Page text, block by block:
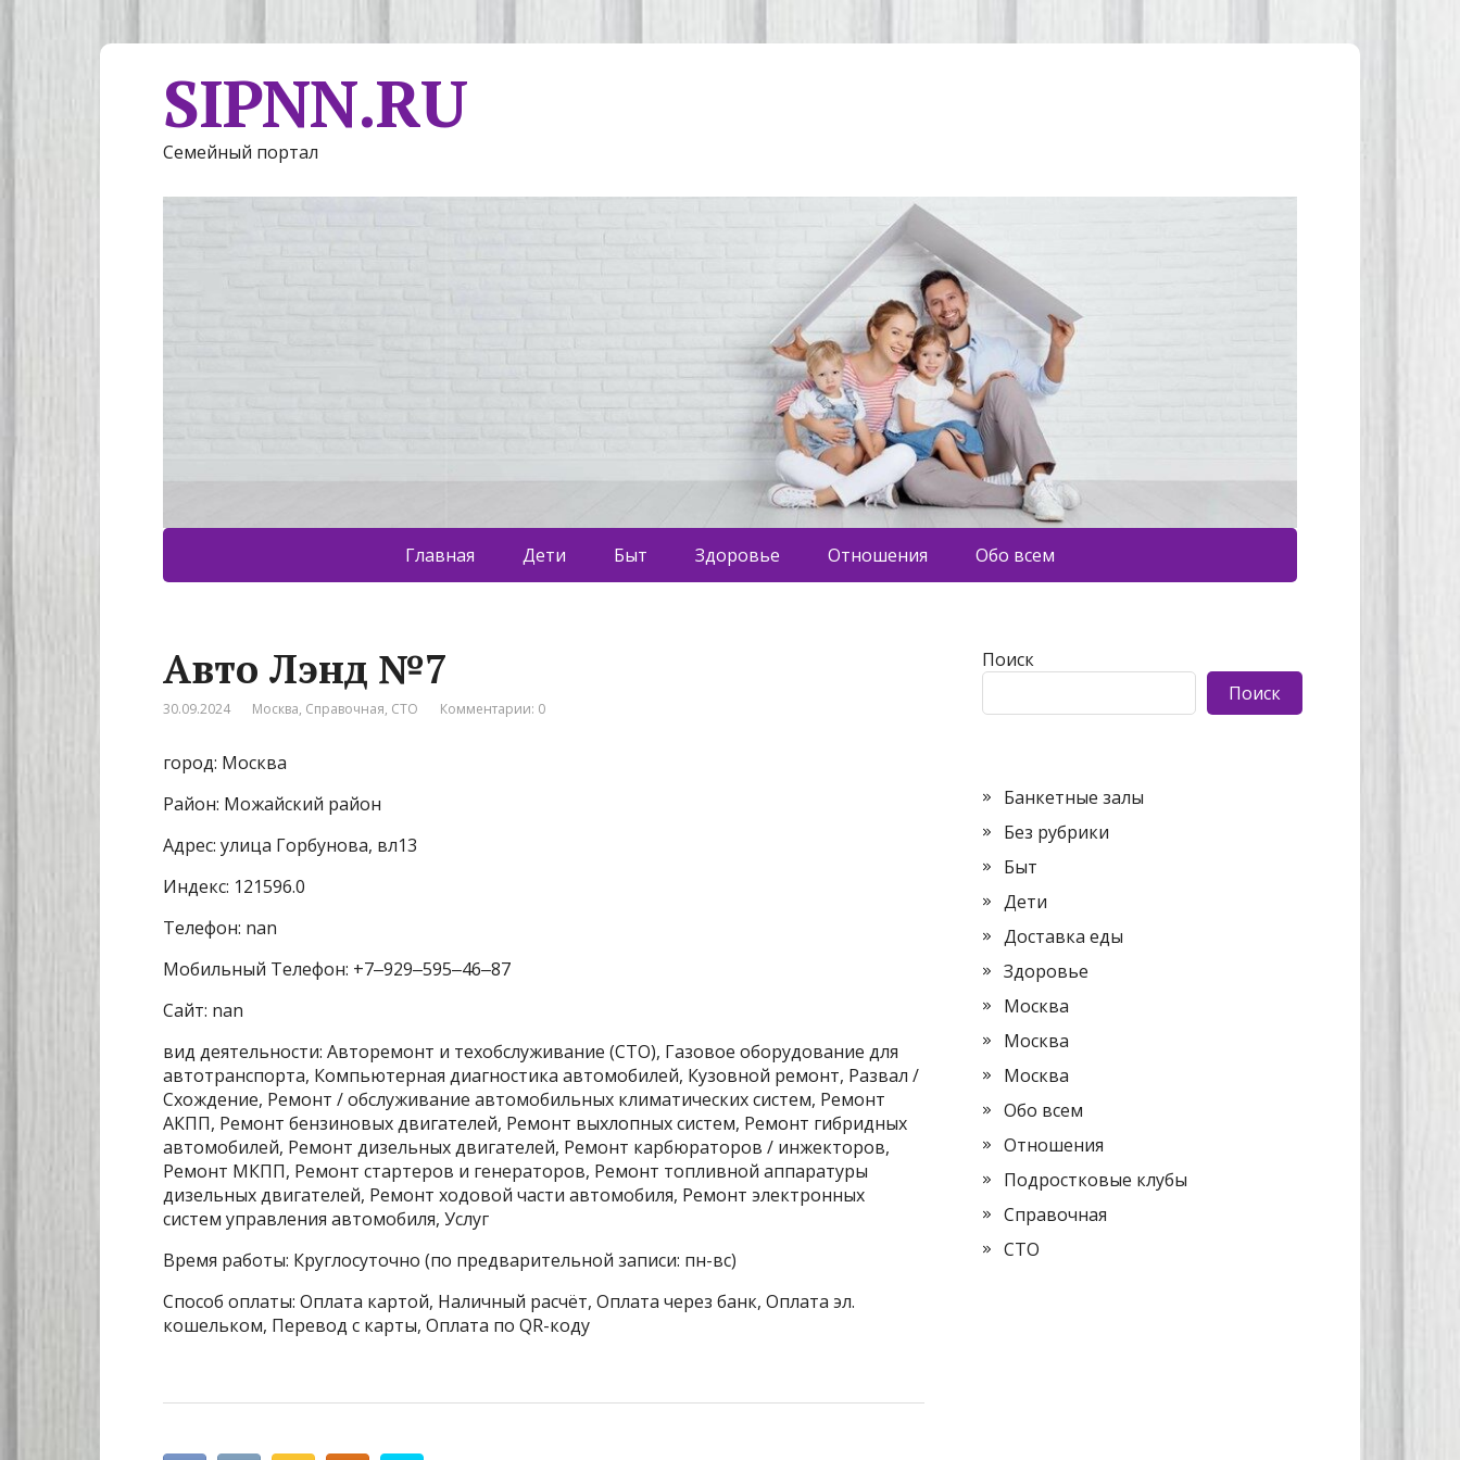
SIPNN.RU
Семейный портал
Главная Дети Быт Здоровье Отношения Обо всем
Авто Лэнд №7
30.09.2024 Москва, Справочная, СТО Комментарии: 0
город: Москва
Район: Можайский район
Адрес: улица Горбунова, вл13
Индекс: 121596.0
Телефон: nan
Мобильный Телефон: +7‒929‒595‒46‒87
Сайт: nan
вид деятельности: Авторемонт и техобслуживание (СТО), Газовое оборудование для
автотранспорта, Компьютерная диагностика автомобилей, Кузовной ремонт, Развал /
Схождение, Ремонт / обслуживание автомобильных климатических систем, Ремонт
АКПП, Ремонт бензиновых двигателей, Ремонт выхлопных систем, Ремонт гибридных
автомобилей, Ремонт дизельных двигателей, Ремонт карбюраторов / инжекторов,
Ремонт МКПП, Ремонт стартеров и генераторов, Ремонт топливной аппаратуры
дизельных двигателей, Ремонт ходовой части автомобиля, Ремонт электронных
систем управления автомобиля, Услуг
Время работы: Круглосуточно (по предварительной записи: пн-вс)
Способ оплаты: Оплата картой, Наличный расчёт, Оплата через банк, Оплата эл.
кошельком, Перевод с карты, Оплата по QR-коду
Поиск
Поиск
Банкетные залы
Без рубрики
Быт
Дети
Доставка еды
Здоровье
Москва
Москва
Москва
Обо всем
Отношения
Подростковые клубы
Справочная
СТО